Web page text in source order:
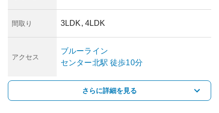
間取り 3LDK, 4LDK
アクセス
ブルーライン
センター北駅 徒歩10分
さらに詳細を見る